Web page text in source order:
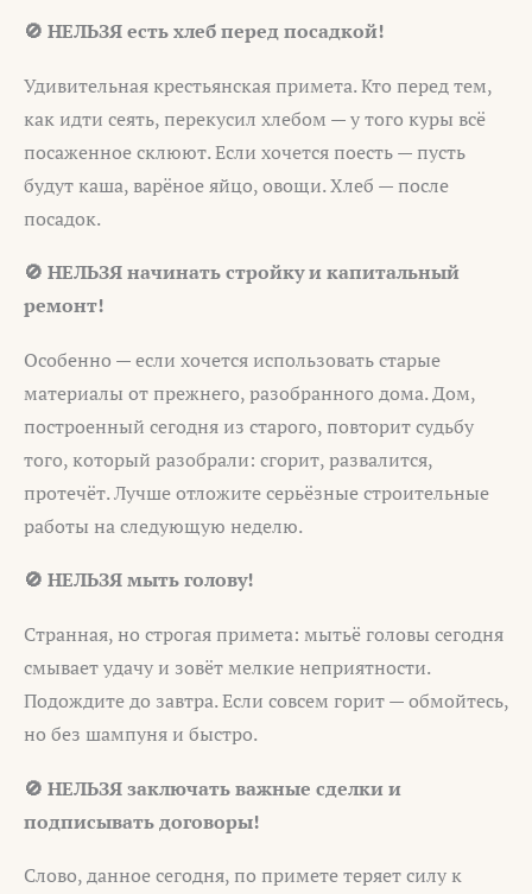
🚫 НЕЛЬЗЯ есть хлеб перед посадкой!
Удивительная крестьянская примета. Кто перед тем,
как идти сеять, перекусил хлебом — у того куры всё
посаженное склюют. Если хочется поесть — пусть
будут каша, варёное яйцо, овощи. Хлеб — после
посадок.
🚫 НЕЛЬЗЯ начинать стройку и капитальный
ремонт!
Особенно — если хочется использовать старые
материалы от прежнего, разобранного дома. Дом,
построенный сегодня из старого, повторит судьбу
того, который разобрали: сгорит, развалится,
протечёт. Лучше отложите серьёзные строительные
работы на следующую неделю.
🚫 НЕЛЬЗЯ мыть голову!
Странная, но строгая примета: мытьё головы сегодня
смывает удачу и зовёт мелкие неприятности.
Подождите до завтра. Если совсем горит — обмойтесь,
но без шампуня и быстро.
🚫 НЕЛЬЗЯ заключать важные сделки и
подписывать договоры!
Слово, данное сегодня, по примете теряет силу к